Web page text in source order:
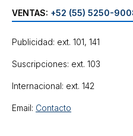
VENTAS: +52 (55) 5250-
Publicidad: ext. 101, 141
Suscripciones: ext. 103
Internacional: ext. 142
Email: Contacto